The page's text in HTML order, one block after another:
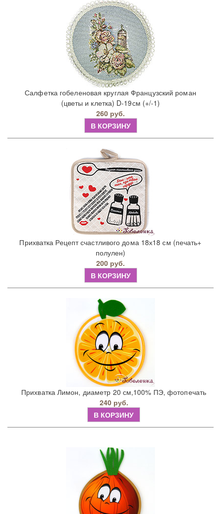
Салфетка гобеленовая круглая Французский роман
(цветы и клетка) D-19см (+/-1)
260 руб.
В КОРЗИНУ
Прихватка Рецепт счастливого дома 18х18 см (печать+
полулен)
200 руб.
В КОРЗИНУ
Прихватка Лимон, диаметр 20 см,100% ПЭ, фотопечать
240 руб.
В КОРЗИНУ